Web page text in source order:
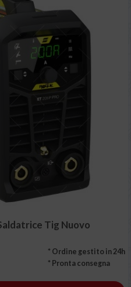
Tig Nuovo
* Ordine gestito in 24h
* Pronta consegna